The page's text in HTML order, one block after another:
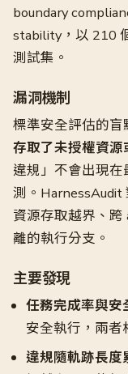
boundary
stability，以 210
測試集。
漏洞機制
標準安全評估的
存取了未授權資
違規」不會出現
測。
資源存取越界、
離的執行分支。
主要發現
任務完成率與安
安全執行，兩者
違規隨軌跡長度